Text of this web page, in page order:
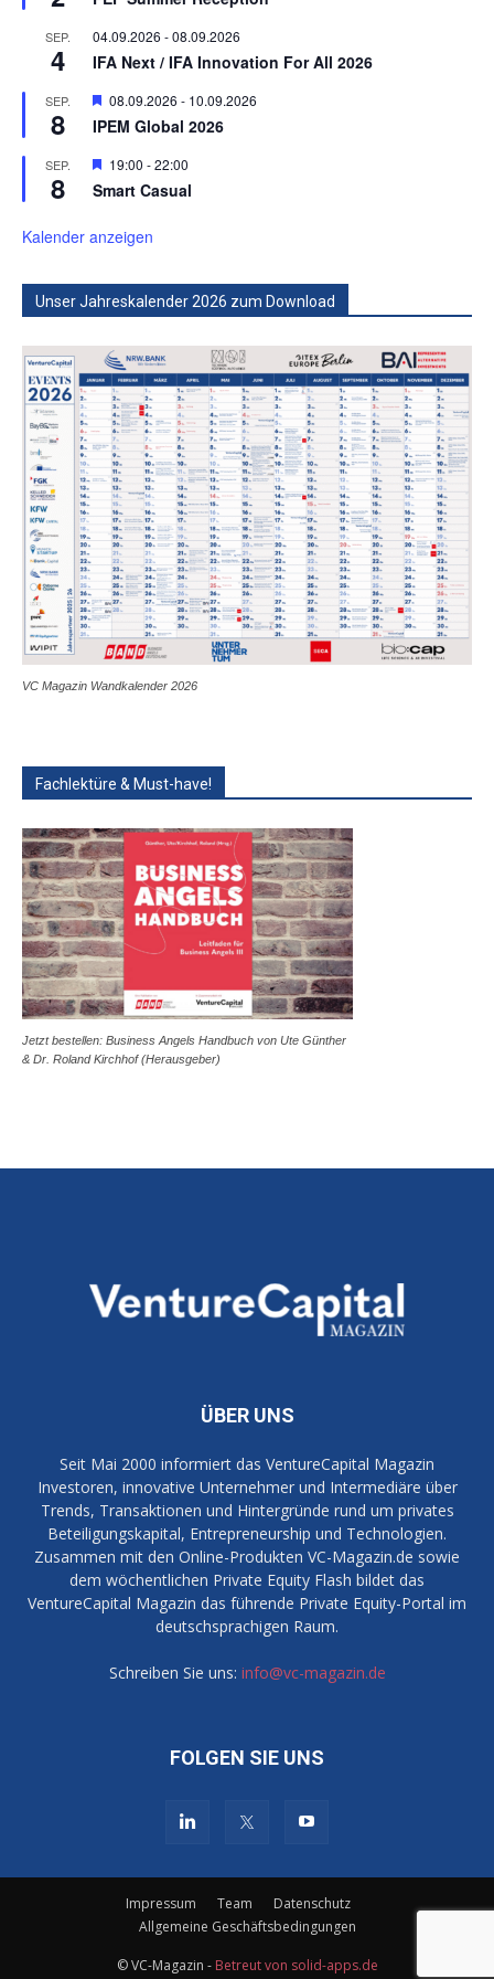
SEP.
4
04.09.2026 -08.09.2026
IFA Next / IFA Innovation For All 2026
SEP.
8
Hervorgehoben
08.09.2026 - 10.09.2026
IPEM Global 2026
SEP.
8
Hervorgehoben
19:00 -22:00
Smart Casual
Kalender anzeigen
Unser Jahreskalender 2026 zum Download
VC Magazin Wandkalender 2026
Fachlektüre & Must-have!
Jetzt bestellen: Business Angels Handbuch von Ute Günther
& Dr. Roland Kirchhof (Herausgeber)
ÜBER UNS
Seit Mai 2000 informiert das VentureCapital Magazin
Investoren, innovative Unternehmer und Intermediäre über
Trends, Transaktionen und Hintergründe rund um privates
Beteiligungskapital, Entrepreneurship und Technologien.
Zusammen mit den Online-Produkten VC-Magazin.de sowie
dem wöchentlichen Private Equity Flash bildet das
VentureCapital Magazin das führende Private Equity-Portal im
deutschsprachigen Raum.
Schreiben Sie uns: info@vc-magazin.de
FOLGEN SIE UNS
Impressum Team
Datenschutz
Allgemeine Geschäftsbedingungen
© VC-Magazin - Betreut von solid-apps.de